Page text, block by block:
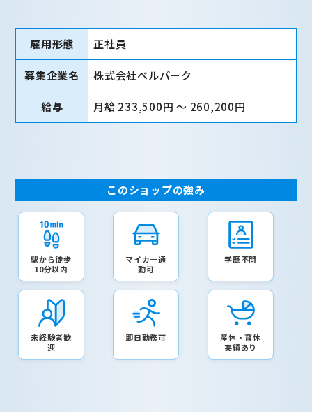
雇用形態 正社員
募集企業名 株式会社ベルパーク
給与 月給 233,500円 〜 260,200円
このショップの強み
駅から徒歩
10分以内
マイカー通
勤可
学歴不問
未経験者歓
迎
即日勤務可
産休・育休
実績あり